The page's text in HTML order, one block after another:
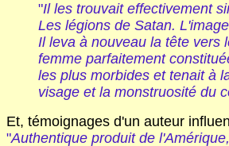
"Il les trouvait effectivement
Les légions de Satan.
Il leva à nouveau la tête vers
femme parfaitement
les plus morbides et tenait à
visage et la monstruosité du
Et, témoignages d'un auteur
"Authentique produit de